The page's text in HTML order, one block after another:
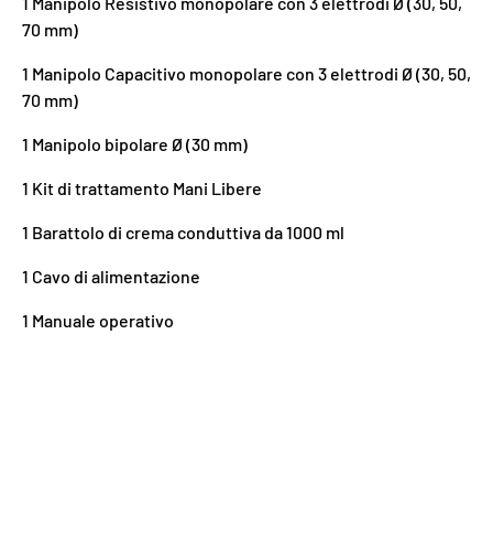
70 mm)
1 Manipolo Capacitivo monopolare con 3 elettrodi Ø (30, 50,
70 mm)
1 Manipolo bipolare Ø (30 mm)
1 Kit di trattamento Mani Libere
1 Barattolo di crema conduttiva da 1000 ml
1 Cavo di alimentazione
1 Manuale operativo